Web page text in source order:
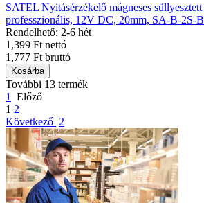
SATEL Nyitásérzékelő mágneses
professzionális, 12V DC, 20mm, SA-B-2S-
Rendelhető: 2-6 hét
1,399 Ft nettó
1,777 Ft bruttó
Kosárba
További 13 termék
1
Előző
1 2
Következő 2